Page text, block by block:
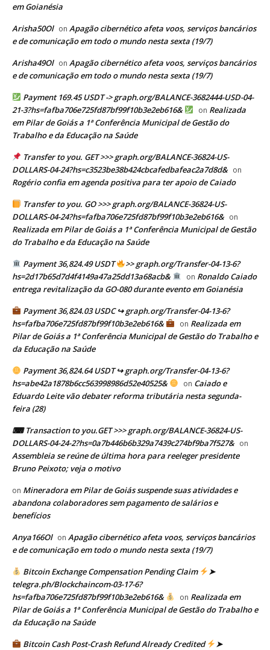
em Goianésia
Arisha50Ol on Apagão cibernético afeta voos, serviços bancários
e de comunicação em todo o mundo nesta sexta (19/7)
Arisha49Ol on Apagão cibernético afeta voos, serviços bancários
e de comunicação em todo o mundo nesta sexta (19/7)
Payment 169.45 USDT -> graph.org/BALANCE-3682444-USD-04-
21-3?hs=fafba706e725fd87bf99f10b3e2eb616&
on Realizada
em Pilar de Goiás a 1ª Conferência Municipal de Gestão do
Trabalho e da Educação na Saúde
Transfer to you. GET >>> graph.org/BALANCE-36824-US-
DOLLARS-04-24?hs=c3523be38b424cbcafedbafeac2a7d8d& on
Rogério confia em agenda positiva para ter apoio de Caiado
Transfer to you. GO >>> graph.org/BALANCE-36824-US-
DOLLARS-04-24?hs=fafba706e725fd87bf99f10b3e2eb616& on
Realizada em Pilar de Goiás a 1ª Conferência Municipal de Gestão
do Trabalho e da Educação na Saúde
Payment 36,824.49 USDT
>> graph.org/Transfer-04-13-6?
hs=2d17b65d7d4f4149a47a25dd13a68acb&
on Ronaldo Caiado
entrega revitalização da GO-080 durante evento em Goianésia
Payment 36,824.03 USDC ↪ graph.org/Transfer-04-13-6?
hs=fafba706e725fd87bf99f10b3e2eb616&
on Realizada em
Pilar de Goiás a 1ª Conferência Municipal de Gestão do Trabalho e
da Educação na Saúde
Payment 36,824.64 USDT ↪ graph.org/Transfer-04-13-6?
hs=abe42a1878b6cc563998986d52e40525&
on Caiado e
Eduardo Leite vão debater reforma tributária nesta segunda-
feira (28)
⌨ Transaction to you.GET >>> graph.org/BALANCE-36824-US-
DOLLARS-04-24-2?hs=0a7b446b6b329a7439c274bf9ba7f527& on
Assembleia se reúne de última hora para reeleger presidente
Bruno Peixoto; veja o motivo
on Mineradora em Pilar de Goiás suspende suas atividades e
abandona colaboradores sem pagamento de salários e
benefícios
Anya166Ol on Apagão cibernético afeta voos, serviços bancários
e de comunicação em todo o mundo nesta sexta (19/7)
Bitcoin Exchange Compensation Pending Claim
➤
telegra.ph/Blockchaincom-03-17-6?
hs=fafba706e725fd87bf99f10b3e2eb616&
on Realizada em
Pilar de Goiás a 1ª Conferência Municipal de Gestão do Trabalho e
da Educação na Saúde
Bitcoin Cash Post-Crash Refund Already Credited
➤